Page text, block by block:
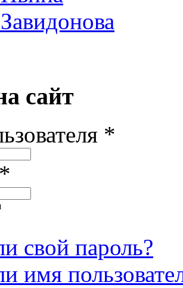
сайт
*
свой пароль?
имя